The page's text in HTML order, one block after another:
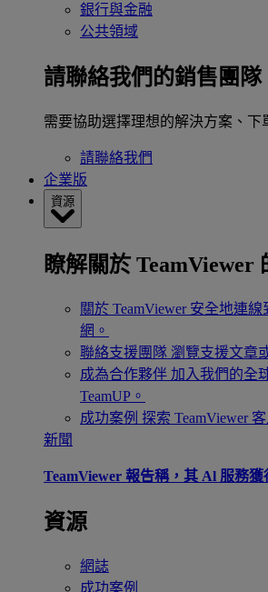
銀行與金融
公共領域
請聯絡我們的銷售團隊
需要協助選擇理想的解決方案、下
請聯絡我們
企業版
資源
瞭解關於 TeamViewer
關於 TeamViewer 安全地連線
網。
聯絡支援團隊 瀏覽支援文章
成為合作夥伴 加入我們的全
TeamUP。
成功案例 探索 TeamViewer
新聞
TeamViewer 報告稱，其 Al 服務獲
資源
網誌
成功案例